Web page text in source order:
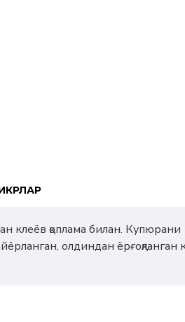
клеёв қоплама билан.
олдиндан ёрғоқланган